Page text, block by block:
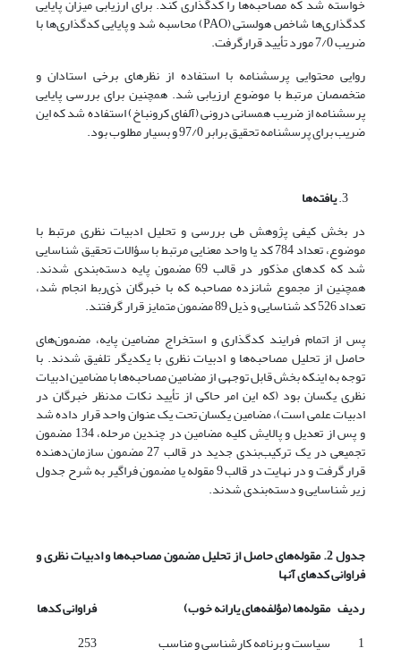
خواسته شد که مصاحبه‌ها را کدگذاری کند. برای ارزیابی میزان پایایی
کدگذاری‌ها شاخص هولستی (PAO) محاسبه شد و پایایی کدگذاری‌ها با
ضریب 7/0 مورد تأیید قرارگرفت.
روایی محتوایی پرسشنامه با استفاده از نظرهای برخی استادان و
متخصصان مرتبط با موضوع ارزیابی شد. همچنین برای بررسی پایایی
پرسشنامه از ضریب همسانی درونی (آلفای کرونباخ) استفاده شد که این
ضریب برای پرسشنامه تحقیق برابر 97/0 و بسیار مطلوب بود.
یافته‌ها
در بخش کیفی پژوهش طی بررسی و تحلیل ادبیات نظری مرتبط با
موضوع، تعداد 784 کد یا واحد معنایی مرتبط با سؤالات تحقیق شناسایی
شد که کدهای مذکور در قالب 69 مضمون پایه دسته‌بندی شدند.
همچنین از مجموع شانزده مصاحبه که با خبرگان ذی‌ربط انجام شد،
تعداد 526 کد شناسایی‌‌ و ذیل 89 مضمون متمایز قرار گرفتند.
پس از اتمام فرایند کدگذاری و استخراج مضامین پایه، مضمون‌های
حاصل از تحلیل مصاحبه‌ها و ادبیات نظری با یکدیگر تلفیق شدند. با
توجه به اینکه بخش قابل توجهی از مضامین مصاحبه‌ها با مضامین ادبیات
نظری یکسان بود (که این امر حاکی از تأیید نکات مدنظر خبرگان در
ادبیات علمی است)، مضامین یکسان تحت یک عنوان واحد قرار داده شد‌
و پس از تعدیل و پالایش کلیه مضامین در چندین مرحله، 134 مضمون
تجمیعی در یک ترکیب‌بندی جدید در قالب 27 مضمون سازمان‌دهنده
قرار گرفت‌ و در نهایت در قالب 9 مقوله یا مضمون فراگیر به شرح جدول
زیر شناسایی و دسته‌بندی شدند.
جدول 2. مقوله‌های حاصل از تحلیل مضمون مصاحبه‌ها و ادبیات نظری و
فراوانی کدهای آنها
ردیف مقوله‌ها (مؤلفه‌های یارانه خوب)
فراوانی کدها
1
‌سیاست و برنامه کارشناسی و مناسب
253